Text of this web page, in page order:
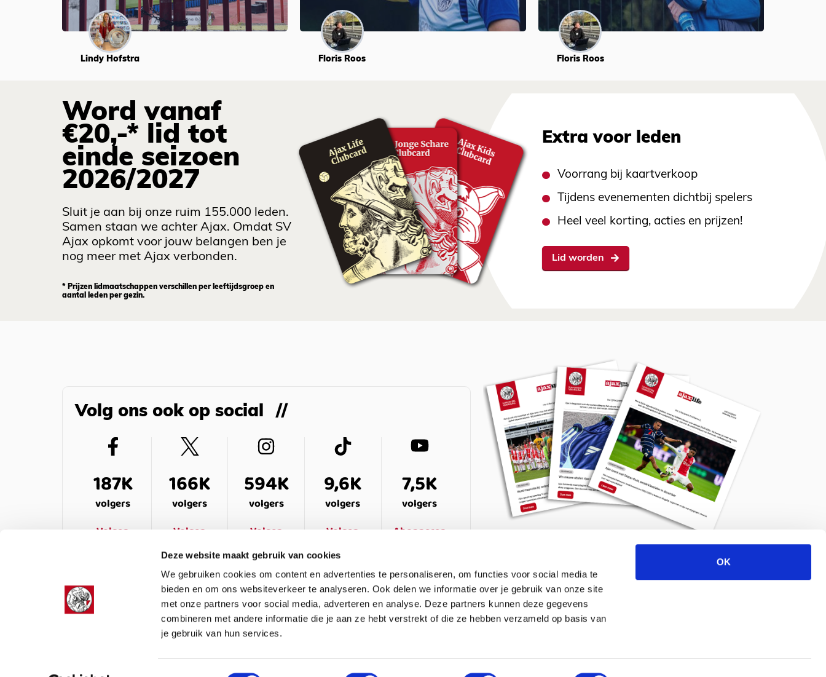
Deze website maakt gebruik van cookies
We gebruiken cookies om content en advertenties te personaliseren, om functies voor social media te
bieden en om ons websiteverkeer te analyseren. Ook delen we informatie over je gebruik van onze site
met onze partners voor social media, adverteren en analyse. Deze partners kunnen deze gegevens
combineren met andere informatie die je aan ze hebt verstrekt of die ze hebben verzameld op basis van
je gebruik van hun services.
Toestemmingsselectie
OK
Lindy Hofstra Floris Roos Floris Roos
Word vanaf
€20,-* lid tot
einde seizoen
2026/2027
Sluit je aan bij onze ruim 155.000 leden.
Samen staan we achter Ajax. Omdat SV
Ajax opkomt voor jouw belangen ben je
nog meer met Ajax verbonden.
* Prijzen lidmaatschappen verschillen per leeftijdsgroep en
aantal leden per gezin.
Extra voor leden
Voorrang bij kaartverkoop
Tijdens evenementen dichtbij spelers
Heel veel korting, acties en prijzen!
Lid worden
Volg ons ook op social
187K
volgers
Volgen
166K
volgers
Volgen
594K
volgers
Volgen
9,6K
volgers
Volgen
7,5K
volgers
Abonneren
Meld je aan voor de nieuwsbrief
OVER ONS VEELGESTELDE VRAGEN